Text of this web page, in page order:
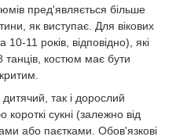
пред'являється більше
як виступає. Для вікових
11 років, відповідно), які
костюм має бути
так і дорослий
короткі сукні (залежно від
або паєтками. Обов'язкові